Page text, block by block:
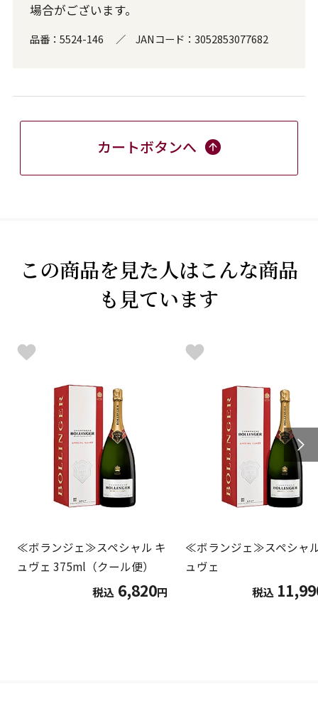
場合がございます。
品番： 5524-146 ／ JANコード： 3052853077682
カートボタンへ
この商品を見た人はこんな商品
も見ています
≪ボランジェ≫スペシャル キ
ュヴェ 375ml（クール便）
税込 6,820円
≪ボランジェ≫スペシャ
ュヴェ
税込